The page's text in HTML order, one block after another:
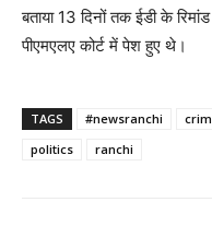
बताया 13 दिनों तक ईडी के
पीएमएलए कोर्ट में पेश हुए थे।
TAGS #newsranchi
politics
ranchi